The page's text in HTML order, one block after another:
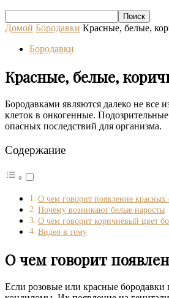
Домой Бородавки Красные, белые,
Бородавки
Красные, белые,
Бородавками являются далеко не все
клеток в онкогенные.
опасных последствий для организма.
Содержание
О чем говорит появление красных
Почему возникают белые наросты
О чем говорит коричневый цвет
Видео в тему
О чем говорит
Если розовые или красные бородавки